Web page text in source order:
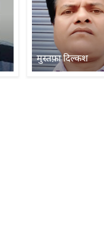
मुस्तफ़ा दिल्कश